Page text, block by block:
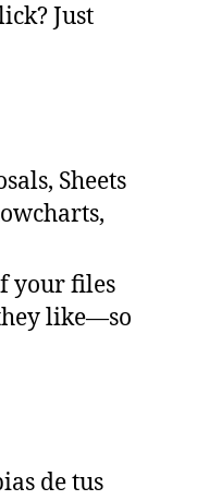
Just
Sheets
your files
like—so
de tus